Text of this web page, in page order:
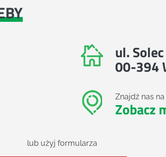
ul.
00-394
Znajdź nas
Zobacz
lub użyj formularza